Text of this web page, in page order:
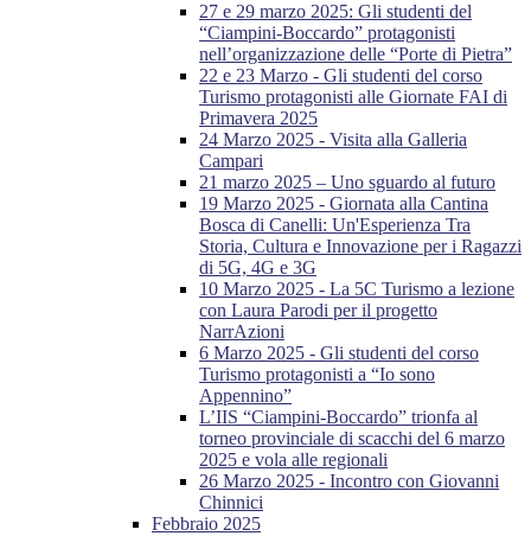
27 e 29 marzo 2025: Gli studenti del
“Ciampini-Boccardo” protagonisti
nell’organizzazione delle “Porte di Pietra”
22 e 23 Marzo - Gli studenti del corso
Turismo protagonisti alle Giornate FAI di
Primavera 2025
24 Marzo 2025 - Visita alla Galleria
Campari
21 marzo 2025 – Uno sguardo al futuro
19 Marzo 2025 - Giornata alla Cantina
Bosca di Canelli: Un'Esperienza Tra
Storia, Cultura e Innovazione per i Ragazzi
di 5G, 4G e 3G
10 Marzo 2025 - La 5C Turismo a lezione
con Laura Parodi per il progetto
NarrAzioni
6 Marzo 2025 - Gli studenti del corso
Turismo protagonisti a “Io sono
Appennino”
L’IIS “Ciampini-Boccardo” trionfa al
torneo provinciale di scacchi del 6 marzo
2025 e vola alle regionali
26 Marzo 2025 - Incontro con Giovanni
Chinnici
Febbraio 2025